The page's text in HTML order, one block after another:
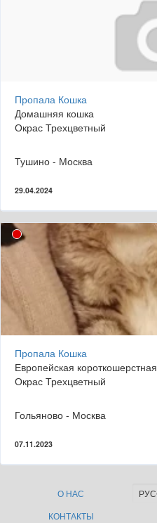
Пропала Кошка
Домашняя кошка
Окрас Трехцветный
Тушино - Москва
29.04.2024
Пропала Кошка
Европейская короткошерстная
Окрас Трехцветный
Гольяново - Москва
07.11.2023
О НАС
КОНТАКТЫ